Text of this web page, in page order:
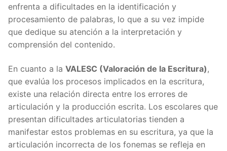
enfrenta a dificultades en la identificación y
procesamiento de palabras, lo que a su vez impide
que dedique su atención a la interpretación y
comprensión del contenido.
En cuanto a la VALESC (Valoración de la Escritura),
que evalúa los procesos implicados en la escritura,
existe una relación directa entre los errores de
articulación y la producción escrita. Los escolares que
presentan dificultades articulatorias tienden a
manifestar estos problemas en su escritura, ya que la
articulación incorrecta de los fonemas se refleja en